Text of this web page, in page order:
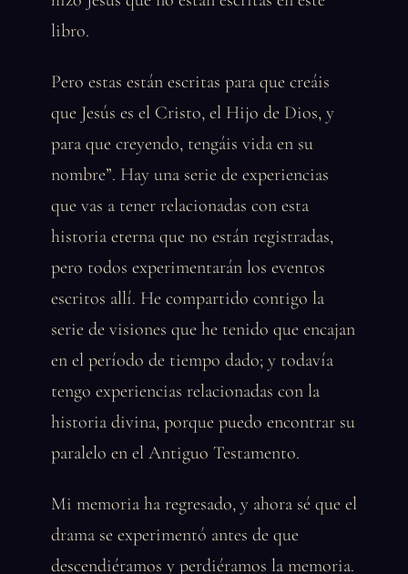
libro.
Pero estas están escritas para que creáis
que Jesús es el Cristo, el Hijo de Dios, y
para que creyendo, tengáis vida en su
nombre”. Hay una serie de experiencias
que vas a tener relacionadas con esta
historia eterna que no están registradas,
pero todos experimentarán los eventos
escritos allí. He compartido contigo la
serie de visiones que he tenido que encajan
en el período de tiempo dado; y todavía
tengo experiencias relacionadas con la
historia divina, porque puedo encontrar su
paralelo en el Antiguo Testamento.
Mi memoria ha regresado, y ahora sé que el
drama se experimentó antes de que
descendiéramos y perdiéramos la memoria.